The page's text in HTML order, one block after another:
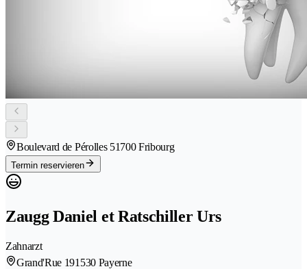
Boulevard de Pérolles 51700 Fribourg
Termin reservieren
Zaugg Daniel et Ratschiller Urs
Zahnarzt
Grand'Rue 191530 Payerne